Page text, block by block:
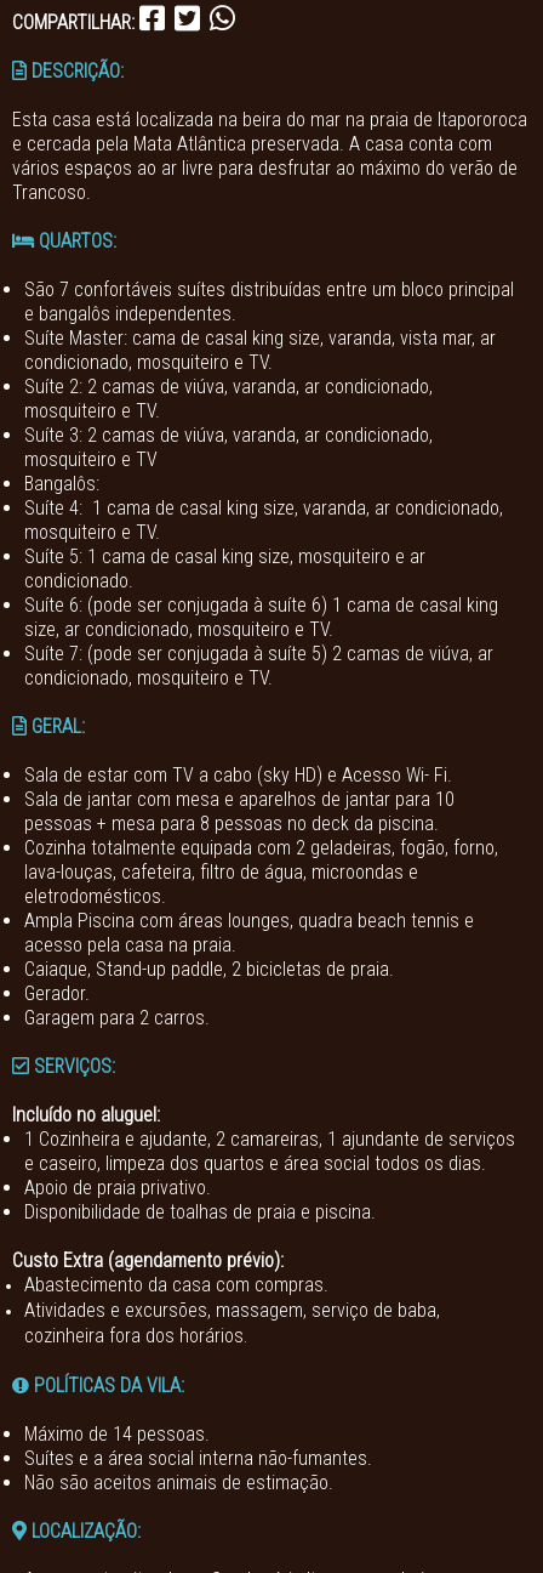
COMPARTILHAR:
DESCRIÇÃO:
Esta casa está localizada na beira do mar na praia de Itapororoca
e cercada pela Mata Atlântica preservada. A casa conta com
vários espaços ao ar livre para desfrutar ao máximo do verão de
Trancoso.
QUARTOS:
São 7 confortáveis suítes distribuídas entre um bloco principal
e bangalôs independentes.
Suíte Master: cama de casal king size, varanda, vista mar, ar
condicionado, mosquiteiro e TV.
Suíte 2: 2 camas de viúva, varanda, ar condicionado,
mosquiteiro e TV.
Suíte 3: 2 camas de viúva, varanda, ar condicionado,
mosquiteiro e TV
Bangalôs:
Suíte 4: 1 cama de casal king size, varanda, ar condicionado,
mosquiteiro e TV.
Suíte 5: 1 cama de casal king size, mosquiteiro e ar
condicionado.
Suíte 6: (pode ser conjugada à suíte 6) 1 cama de casal king
size, ar condicionado, mosquiteiro e TV.
Suíte 7: (pode ser conjugada à suíte 5) 2 camas de viúva, ar
condicionado, mosquiteiro e TV.
GERAL:
Sala de estar com TV a cabo (sky HD) e Acesso Wi- Fi.
Sala de jantar com mesa e aparelhos de jantar para 10
pessoas + mesa para 8 pessoas no deck da piscina.
Cozinha totalmente equipada com 2 geladeiras, fogão, forno,
lava-louças, cafeteira, filtro de água, microondas e
eletrodomésticos.
Ampla Piscina com áreas lounges, quadra beach tennis e
acesso pela casa na praia.
Caiaque, Stand-up paddle, 2 bicicletas de praia.
Gerador.
Garagem para 2 carros.
SERVIÇOS:
Incluído no aluguel:
1 Cozinheira e ajudante, 2 camareiras, 1 ajundante de serviços
e caseiro, limpeza dos quartos e área social todos os dias.
Apoio de praia privativo.
Disponibilidade de toalhas de praia e piscina.
Custo Extra (agendamento prévio):
Abastecimento da casa com compras.
Atividades e excursões, massagem, serviço de baba,
cozinheira fora dos horários
POLÍTICAS DA VILA:
Máximo de 14 pessoas.
Suítes e a área social interna não-fumantes.
Não são aceitos animais de estimação.
LOCALIZAÇÃO: